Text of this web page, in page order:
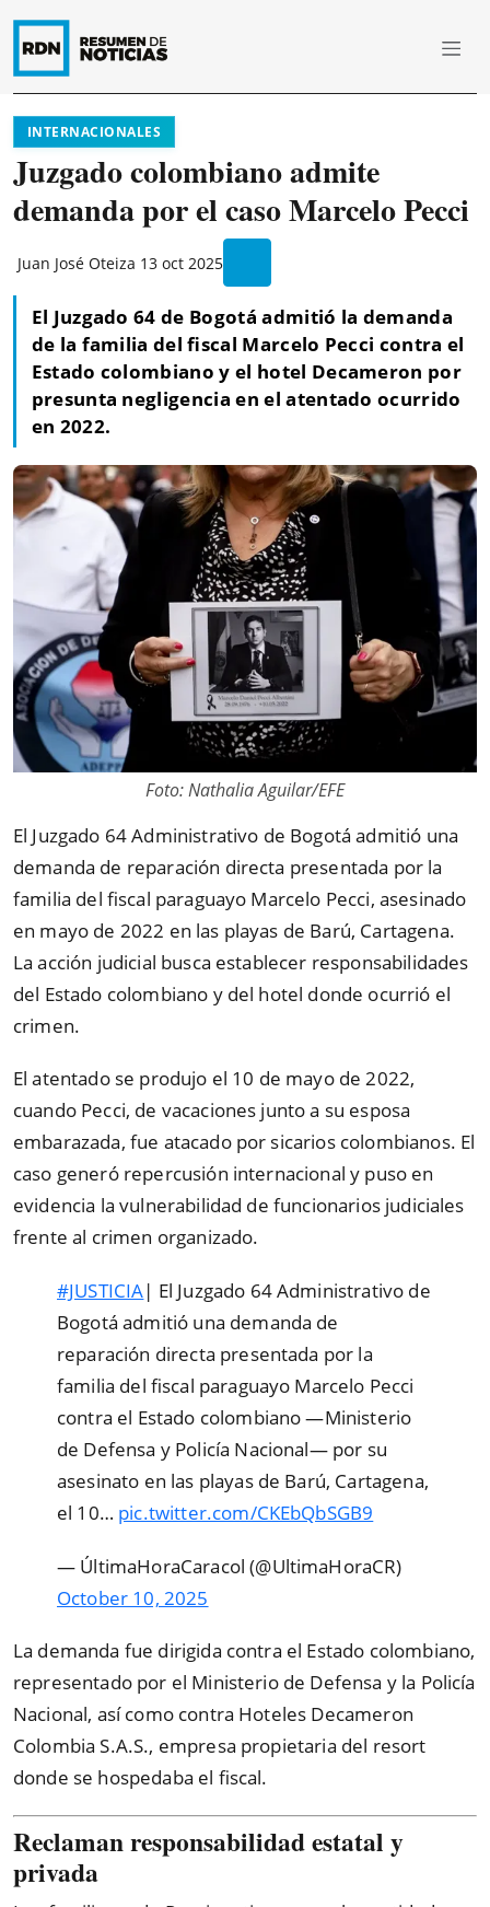
INTERNACIONALES
Juzgado colombiano admite
demanda por el caso Marcelo Pecci
Juan José Oteiza 13 oct 2025
El Juzgado 64 de Bogotá admitió la demanda
de la familia del fiscal Marcelo Pecci contra el
Estado colombiano y el hotel Decameron por
presunta negligencia en el atentado ocurrido
en 2022.
Foto: Nathalia Aguilar/EFE
El Juzgado 64 Administrativo de Bogotá admitió una
demanda de reparación directa presentada por la
familia del fiscal paraguayo Marcelo Pecci, asesinado
en mayo de 2022 en las playas de Barú, Cartagena.
La acción judicial busca establecer responsabilidades
del Estado colombiano y del hotel donde ocurrió el
crimen.
El atentado se produjo el 10 de mayo de 2022,
cuando Pecci, de vacaciones junto a su esposa
embarazada, fue atacado por sicarios colombianos. El
caso generó repercusión internacional y puso en
evidencia la vulnerabilidad de funcionarios judiciales
frente al crimen organizado.
#JUSTICIA| El Juzgado 64 Administrativo de
Bogotá admitió una demanda de
reparación directa presentada por la
familia del fiscal paraguayo Marcelo Pecci
contra el Estado colombiano —Ministerio
de Defensa y Policía Nacional— por su
asesinato en las playas de Barú, Cartagena,
el 10… pic.twitter.com/CKEbQbSGB9
— ÚltimaHoraCaracol (@UltimaHoraCR)
October 10, 2025
La demanda fue dirigida contra el Estado colombiano,
representado por el Ministerio de Defensa y la Policía
Nacional, así como contra Hoteles Decameron
Colombia S.A.S., empresa propietaria del resort
donde se hospedaba el fiscal.
Reclaman responsabilidad estatal y
privada